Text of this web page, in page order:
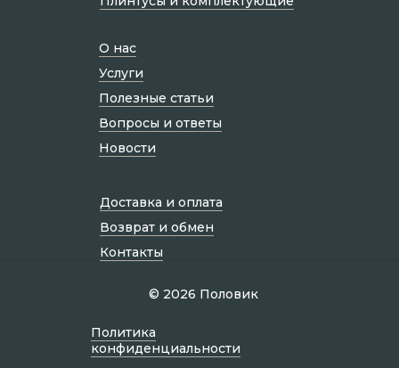
О нас
Услуги
Полезные статьи
Вопросы и ответы
Новости
Доставка и оплата
Возврат и обмен
Контакты
© 2026 Половик
Политик а
конфиденциальности